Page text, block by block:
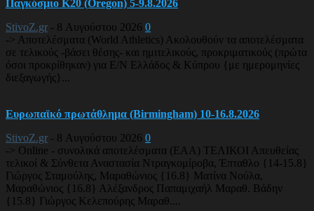
Παγκόσμιο Κ20 (Oregon) 5-9.8.2026
StivoZ.gr - 8 Αυγούστου 2026 0
-> Αποτελέσματα (World Athletics) Ακολουθούν τα αποτελέσματα
σε τελικούς -βάσει θέσης- και ημιτελικούς, προκριματικούς (πρώτα
όσοι προκρίθηκαν) για Ε/Ν Ελλάδος & Κύπρου {με ημερομηνίες
διεξαγωγής}...
Ευρωπαϊκό πρωτάθλημα (Birmingham) 10-16.8.2026
StivoZ.gr - 8 Αυγούστου 2026 0
-> Online - συνολικά αποτελέσματα (EAA) ΤΕΛΙΚΟΙ Απευθείας
τελικοί & Σύνθετα Αναστασία Ντραγκομίροβα, Έπταθλο {14-15.8}
Γιώργος Σταμούλης, Μαραθώνιος {16.8} Ματίνα Νούλα,
Μαραθώνιος {16.8} Αλέξανδρος Παπαμιχαήλ Μαραθ. Βάδην
{15.8} Γιώργος Κελεπούρης Μαραθ....